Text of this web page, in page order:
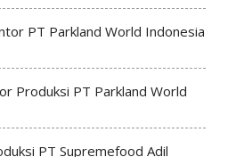
PT Parkland World Indonesia
Produksi PT Parkland World
PT Supremefood Adil